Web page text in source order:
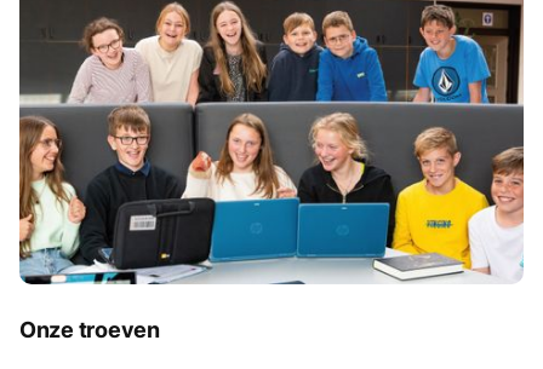
Onze troeven